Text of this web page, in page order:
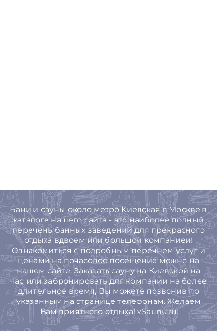
Бани и сауны около метро Киевская в Москве в
каталоге нашего сайта - это наиболее полный
перечень банных заведений для прекрасного
отдыха вдвоем или большой компанией!
Ознакомиться с подробным перечнем услуг и
ценами на почасовое посещение можно на
нашем сайте. Заказать сауну на Киевской на
час или забронировать для компании на более
длительное время, Вы можете позвонив по
указанным на странице телефонам. Желаем
Вам приятного отдыха! vSaunu.ru